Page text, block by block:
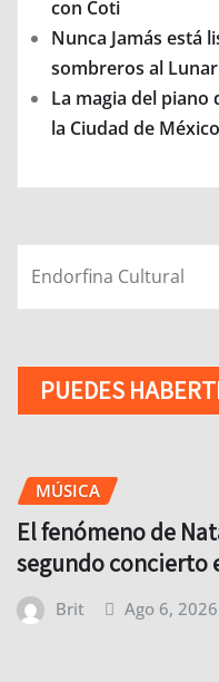
con Coti
Nunca Jamás está
sombreros al
La magia del piano
la Ciudad de México
Endorfina Cultural
PUEDES
MÚSICA
El fenómeno de
segundo concierto
Brit Ago 6, 2026